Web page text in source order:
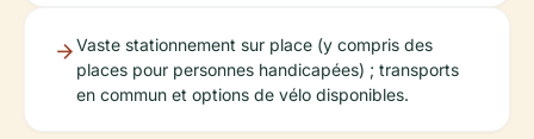
Vaste stationnement sur place (y compris des
places pour personnes handicapées) ; transports
en commun et options de vélo disponibles.